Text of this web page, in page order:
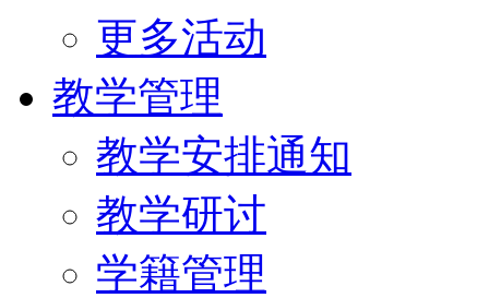
更多活动
教学管理
教学安排通知
教学研讨
学籍管理